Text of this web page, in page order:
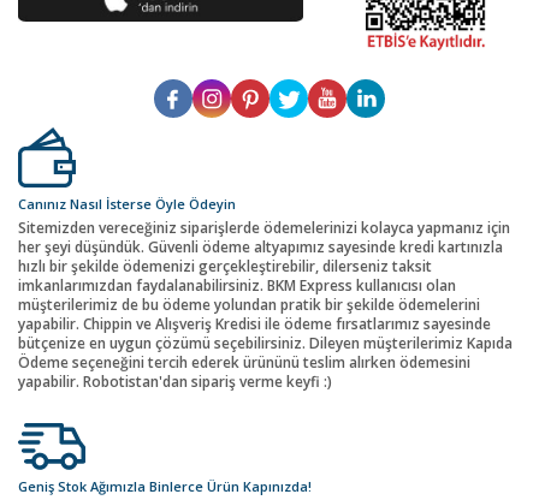
Canınız Nasıl İsterse Öyle Ödeyin
Sitemizden vereceğiniz siparişlerde ödemelerinizi kolayca yapmanız için
her şeyi düşündük. Güvenli ödeme altyapımız sayesinde kredi kartınızla
hızlı bir şekilde ödemenizi gerçekleştirebilir, dilerseniz taksit
imkanlarımızdan faydalanabilirsiniz. BKM Express kullanıcısı olan
müşterilerimiz de bu ödeme yolundan pratik bir şekilde ödemelerini
yapabilir. Chippin ve Alışveriş Kredisi ile ödeme fırsatlarımız sayesinde
bütçenize en uygun çözümü seçebilirsiniz. Dileyen müşterilerimiz Kapıda
Ödeme seçeneğini tercih ederek ürününü teslim alırken ödemesini
yapabilir. Robotistan'dan sipariş verme keyfi :)
Geniş Stok Ağımızla Binlerce Ürün Kapınızda!